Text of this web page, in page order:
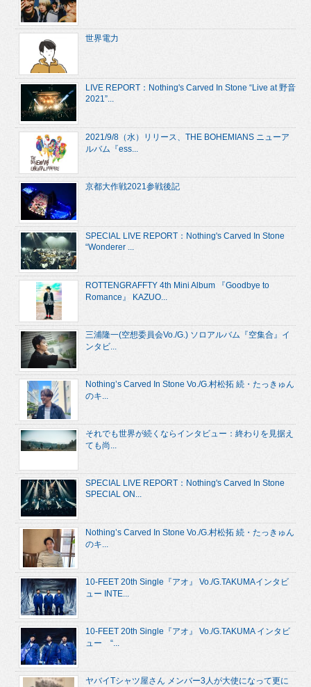
世界電力
LIVE REPORT：Nothing's Carved In Stone “Live at 野音
2021”...
2021/9/8（水）リリース、THE BOHEMIANS ニューア
ルバム『ess...
京都大作戦2021参戦後記
SPECIAL LIVE REPORT：Nothing's Carved In Stone
“Wonderer ...
ROTTENGRAFFTY 4th Mini Album 『Goodbye to
Romance』 KAZUO...
三浦隆一(空想委員会Vo./G.) ソロアルバム『空集合』イ
ンタビ...
Nothing’s Carved In Stone Vo./G.村松拓 続・たっきゅん
のキ...
それでも世界が続くならインタビュー：終わりを見据え
ても尚...
SPECIAL LIVE REPORT：Nothing's Carved In Stone
SPECIAL ON...
Nothing’s Carved In Stone Vo./G.村松拓 続・たっきゅん
のキ...
10-FEET 20th Single『アオ』 Vo./G.TAKUMAインタビ
ュー INTE...
10-FEET 20th Single『アオ』 Vo./G.TAKUMA インタビ
ュー “...
ヤバイTシャツ屋さん メンバー3人が大使になって更に